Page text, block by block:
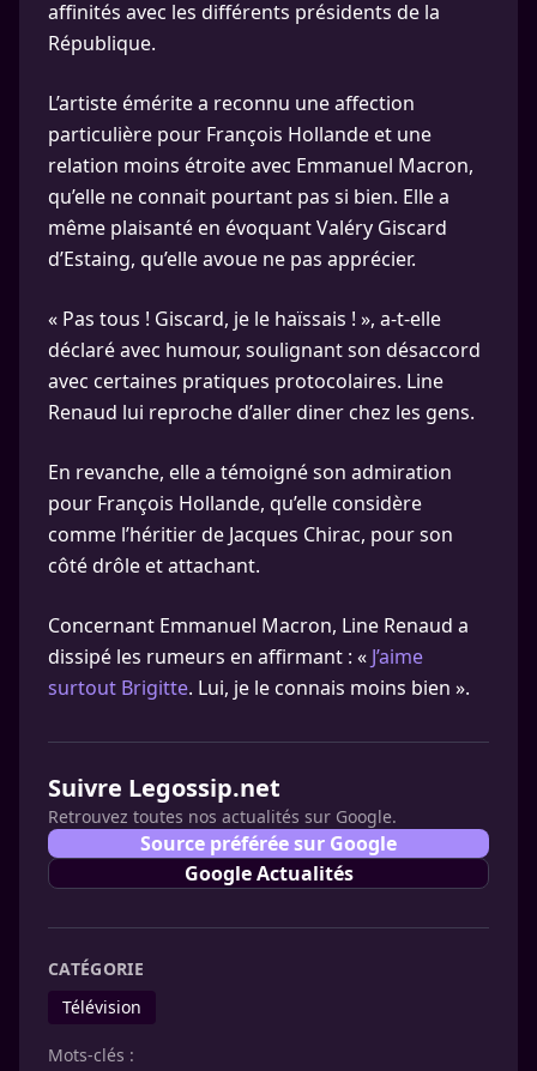
affinités avec les différents présidents de la
République.
L’artiste émérite a reconnu une affection
particulière pour François Hollande et une
relation moins étroite avec Emmanuel Macron,
qu’elle ne connait pourtant pas si bien. Elle a
même plaisanté en évoquant Valéry Giscard
d’Estaing, qu’elle avoue ne pas apprécier.
« Pas tous ! Giscard, je le haïssais ! », a-t-elle
déclaré avec humour, soulignant son désaccord
avec certaines pratiques protocolaires. Line
Renaud lui reproche d’aller diner chez les gens.
En revanche, elle a témoigné son admiration
pour François Hollande, qu’elle considère
comme l’héritier de Jacques Chirac, pour son
côté drôle et attachant.
Concernant Emmanuel Macron, Line Renaud a
dissipé les rumeurs en affirmant : « J’aime
surtout Brigitte. Lui, je le connais moins bien ».
Suivre Legossip.net
Retrouvez toutes nos actualités sur Google.
Source préférée sur Google
Google Actualités
CATÉGORIE
Télévision
Mots-clés :